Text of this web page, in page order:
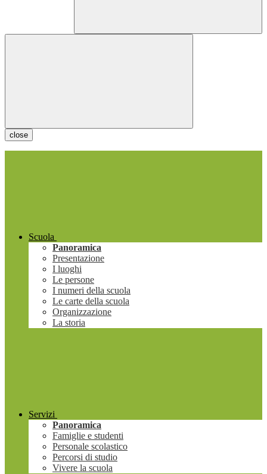
close
Scuola
Panoramica
Presentazione
I luoghi
Le persone
I numeri della scuola
Le carte della scuola
Organizzazione
La storia
Servizi
Panoramica
Famiglie e studenti
Personale scolastico
Percorsi di studio
Vivere la scuola